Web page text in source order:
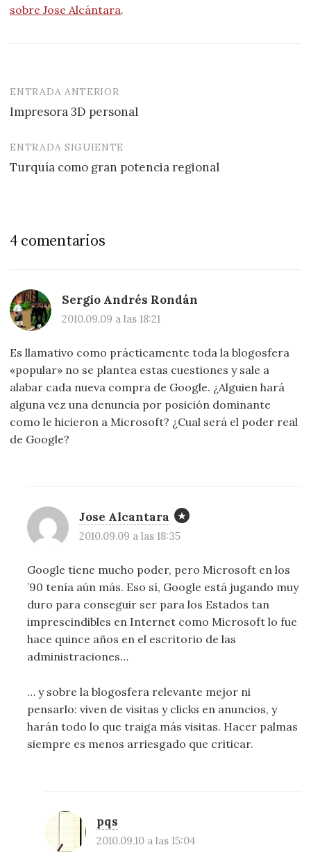
sobre Jose Alcántara.
Navegación
de
entradas
ENTRADA ANTERIOR
Impresora 3D personal
ENTRADA SIGUIENTE
Turquía como gran potencia regional
4 comentarios
Sergio Andrés Rondán
2010.09.09 a las 18:21
Es llamativo como prácticamente toda la blogosfera
«popular» no se plantea estas cuestiones y sale a
alabar cada nueva compra de Google. ¿Alguien hará
alguna vez una denuncia por posición dominante
como le hicieron a Microsoft? ¿Cual será el poder real
de Google?
Jose Alcantara
2010.09.09 a las 18:35
Google tiene mucho poder, pero Microsoft en los
’90 tenía aún más. Eso sí, Google está jugando muy
duro para conseguir ser para los Estados tan
imprescindibles en Internet como Microsoft lo fue
hace quince años en el escritorio de las
administraciones…
… y sobre la blogosfera relevante mejor ni
pensarlo: viven de visitas y clicks en anuncios, y
harán todo lo que traiga más visitas. Hacer palmas
siempre es menos arriesgado que criticar.
pqs
2010.09.10 a las 15:04